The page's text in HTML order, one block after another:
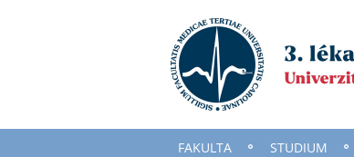
FAKULTA STUDIUM